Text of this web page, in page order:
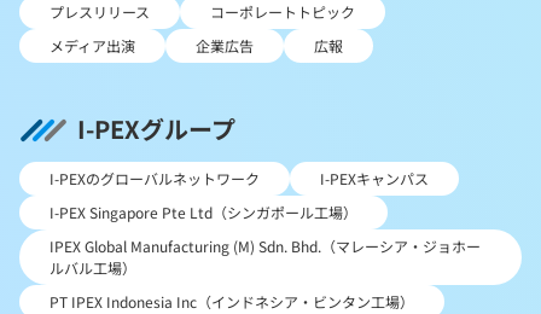
プレスリリース
コーポレートトピック
メディア出演
企業広告 広報
I-PEXグループ
I-PEXのグローバルネットワーク
I-PEXキャンパス
I-PEX Singapore Pte Ltd（シンガポール工場）
IPEX Global Manufacturing (M) Sdn. Bhd.（マレーシア・ジョホー
ルバル工場）
PT IPEX Indonesia Inc（インドネシア・ビンタン工場）